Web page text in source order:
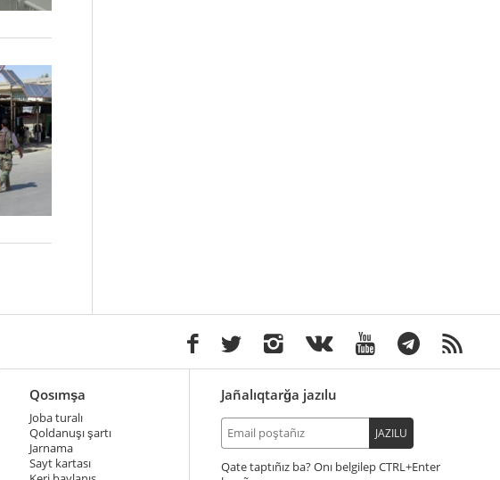
Qosımşa
Joba turalı
Qoldanuşı şartı
Jarnama
Sayt kartası
Jañalıqtarğa jazılu
JAZILU
Qate taptıñız ba? Onı belgilep
+Enter